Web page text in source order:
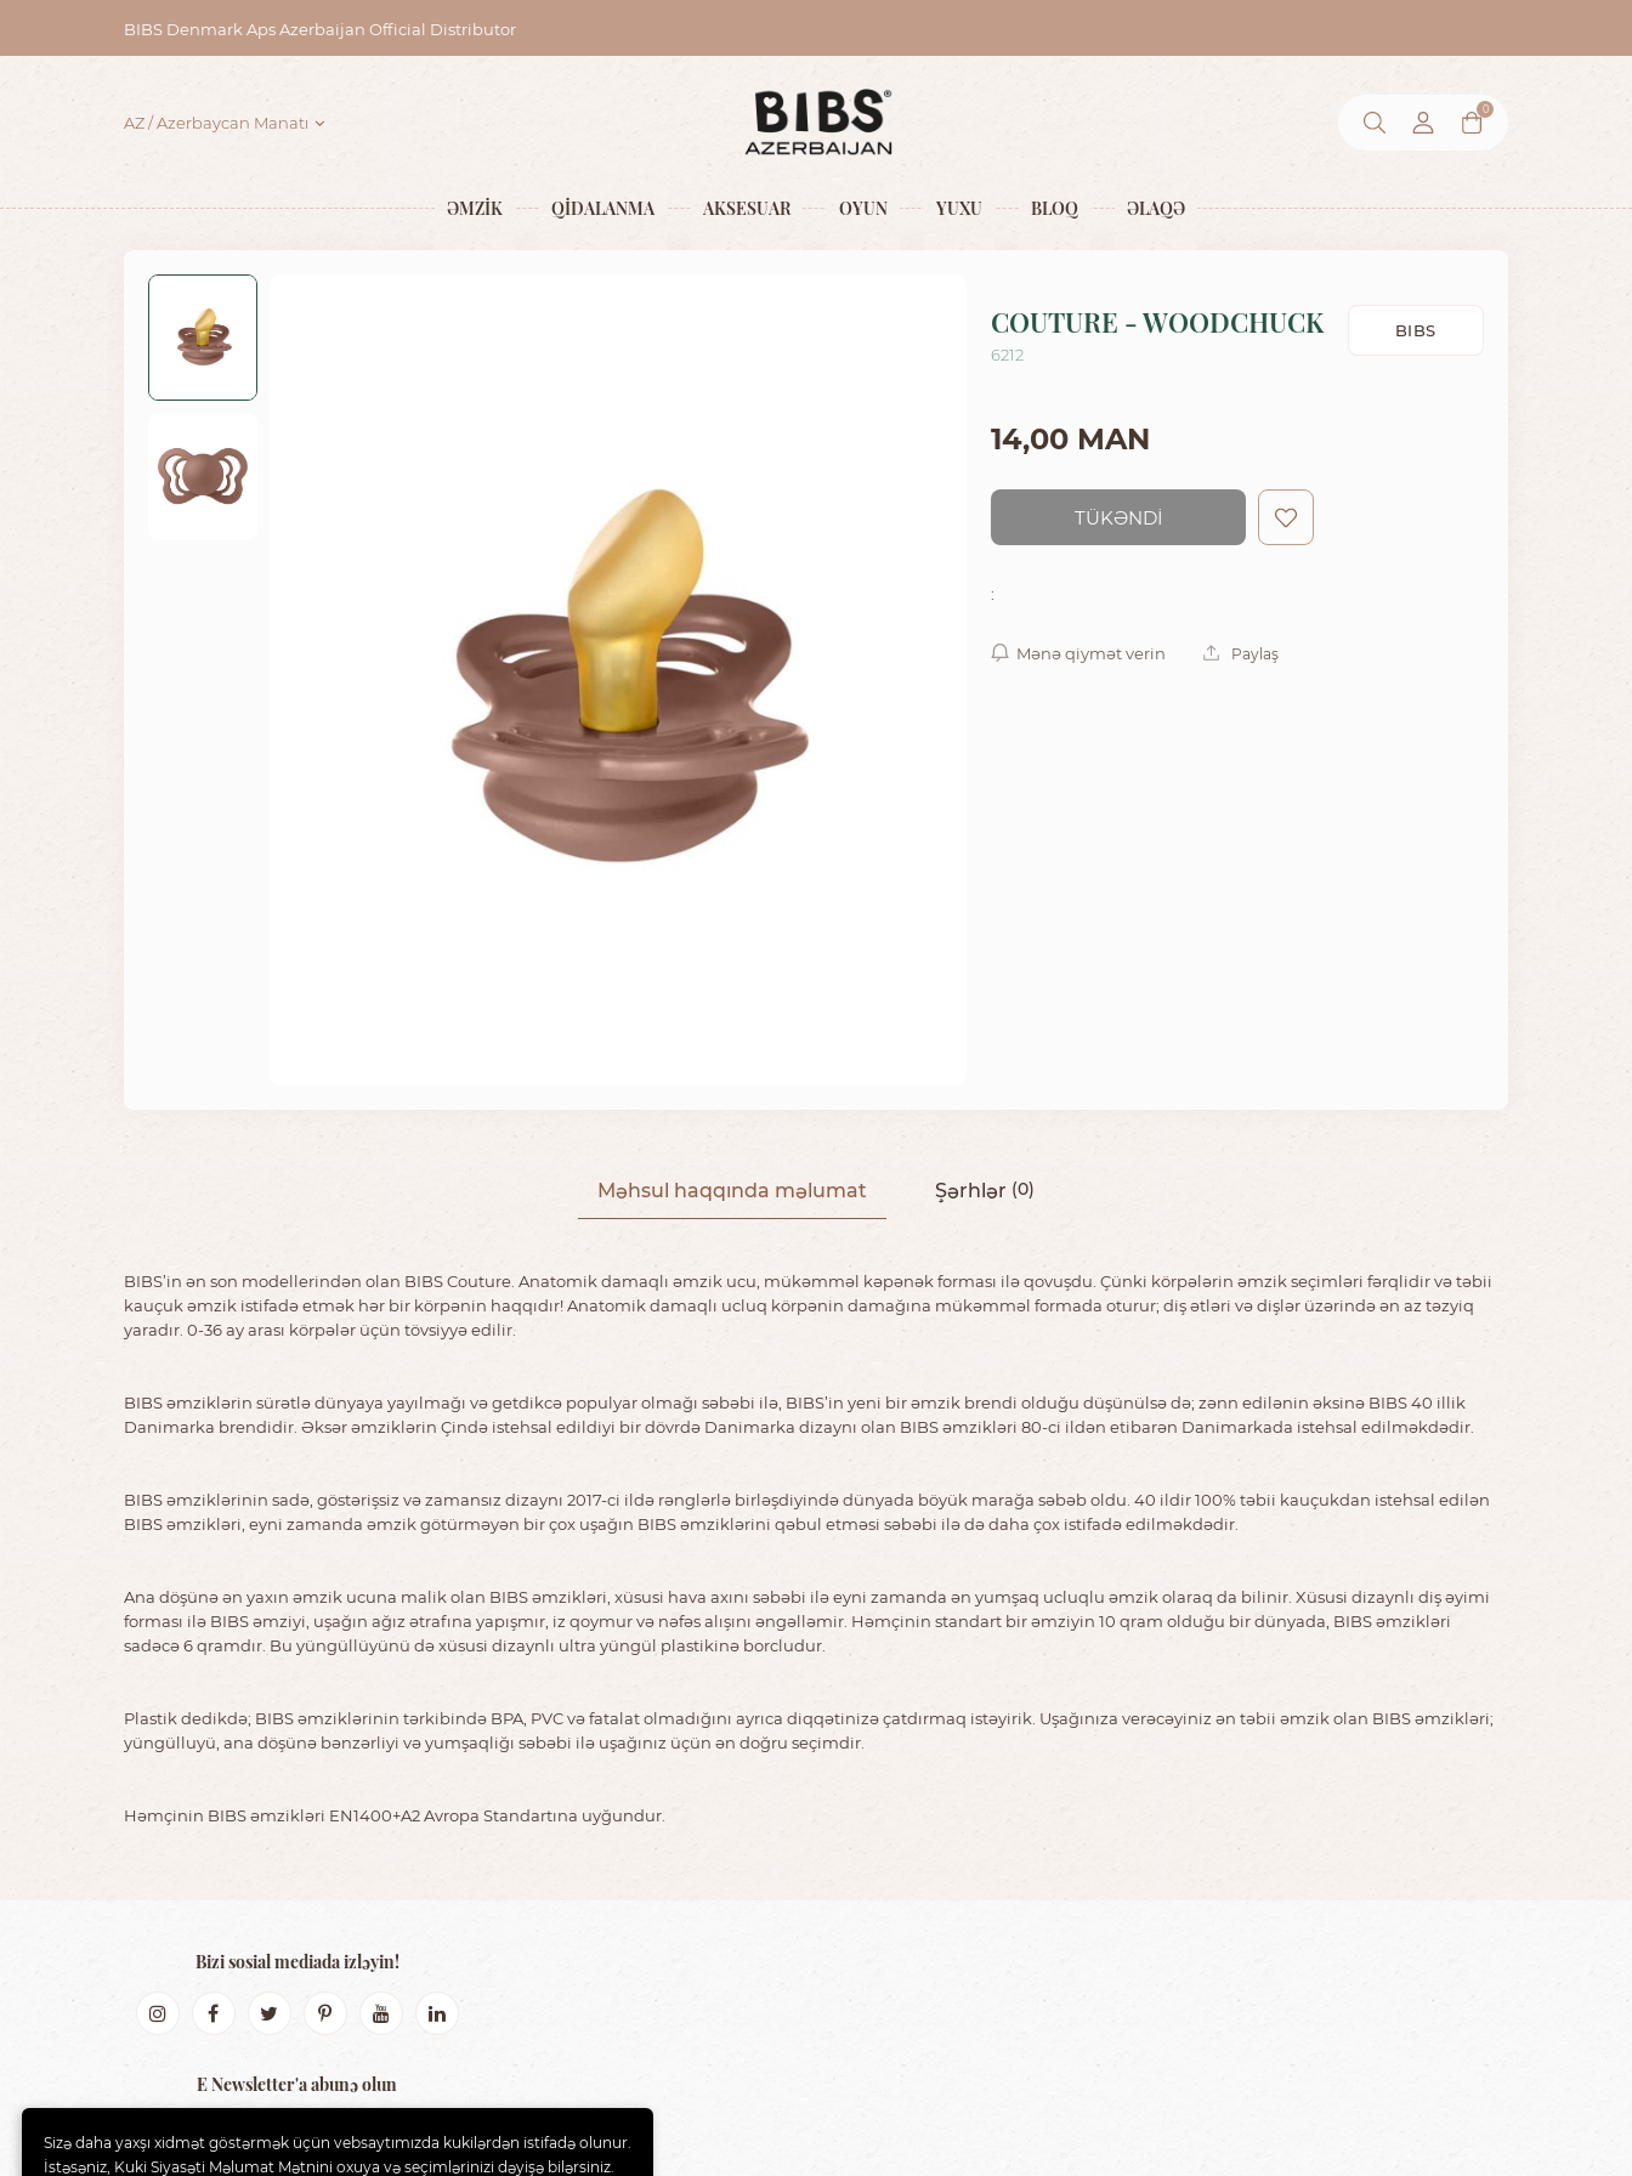
BIBS Denmark Aps Azerbaijan Official Distributor
AZ Azerbaycan Manatı
0
ƏMZİK QİDALANMA AKSESUAR OYUN YUXU BLOQ ƏLAQƏ
BIBS
COUTURE - WOODCHUCK
6212
14,00 MAN
TÜKƏNDİ
:
Mənə qiymət verin Paylaş
Məhsul haqqında məlumat Şərhlər (0)
BIBS’in ən son modellerindən olan BIBS Couture. Anatomik damaqlı əmzik ucu, mükəmməl kəpənək forması ilə qovuşdu. Çünki körpələrin əmzik seçimləri fərqlidir və təbii
kauçuk əmzik istifadə etmək hər bir körpənin haqqıdır! Anatomik damaqlı ucluq körpənin damağına mükəmməl formada oturur; diş ətləri və dişlər üzərində ən az təzyiq
yaradır. 0-36 ay arası körpələr üçün tövsiyyə edilir.
BIBS əmziklərin sürətlə dünyaya yayılmağı və getdikcə populyar olmağı səbəbi ilə, BIBS’in yeni bir əmzik brendi olduğu düşünülsə də; zənn edilənin əksinə BIBS 40 illik
Danimarka brendidir. Əksər əmziklərin Çində istehsal edildiyi bir dövrdə Danimarka dizaynı olan BIBS əmzikləri 80-ci ildən etibarən Danimarkada istehsal edilməkdədir.
BIBS əmziklərinin sadə, göstərişsiz və zamansız dizaynı 2017-ci ildə rənglərlə birləşdiyində dünyada böyük marağa səbəb oldu. 40 ildir 100% təbii kauçukdan istehsal edilən
BIBS əmzikləri, eyni zamanda əmzik götürməyən bir çox uşağın BIBS əmziklərini qəbul etməsi səbəbi ilə də daha çox istifadə edilməkdədir.
Ana döşünə ən yaxın əmzik ucuna malik olan BIBS əmzikləri, xüsusi hava axını səbəbi ilə eyni zamanda ən yumşaq ucluqlu əmzik olaraq da bilinir. Xüsusi dizaynlı diş əyimi
forması ilə BIBS əmziyi, uşağın ağız ətrafına yapışmır, iz qoymur və nəfəs alışını əngəlləmir. Həmçinin standart bir əmziyin 10 qram olduğu bir dünyada, BIBS əmzikləri
sadəcə 6 qramdır. Bu yüngüllüyünü də xüsusi dizaynlı ultra yüngül plastikinə borcludur.
Plastik dedikdə; BIBS əmziklərinin tərkibində BPA, PVC və fatalat olmadığını ayrıca diqqətinizə çatdırmaq istəyirik. Uşağınıza verəcəyiniz ən təbii əmzik olan BIBS əmzikləri;
yüngülluyü, ana döşünə bənzərliyi və yumşaqliğı səbəbi ilə uşağınız üçün ən doğru seçimdir.
Həmçinin BIBS əmzikləri EN1400+A2 Avropa Standartına uyğundur.
Bizi sosial mediada izləyin!
E Newsletter'a abunə olun
GÖNDƏR
Sizə daha yaxşı xidmət göstərmək üçün vebsaytımızda kukilərdən istifadə olunur.
İstəsəniz, Kuki Siyasəti Məlumat Mətnini oxuya və seçimlərinizi dəyişə bilərsiniz.